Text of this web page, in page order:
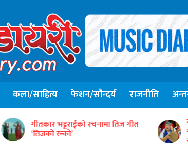
कला/साहित्य फेशन/सौन्दर्य राजनीति
गीतकार भट्टराईको रचनामा तिज गीत
‘तिजको रन्को’